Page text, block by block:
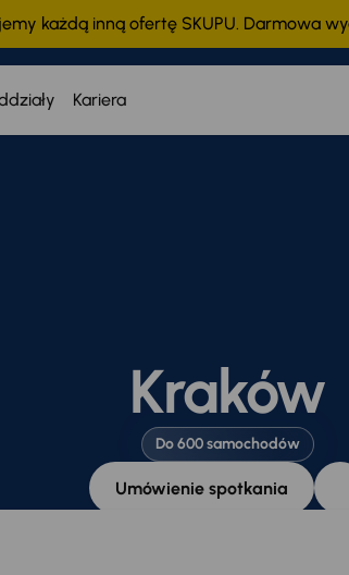
każdą inną ofertę SKUPU. Darmowa
Kariera
Kraków
Do 600 samochodów
Umówienie spotkania